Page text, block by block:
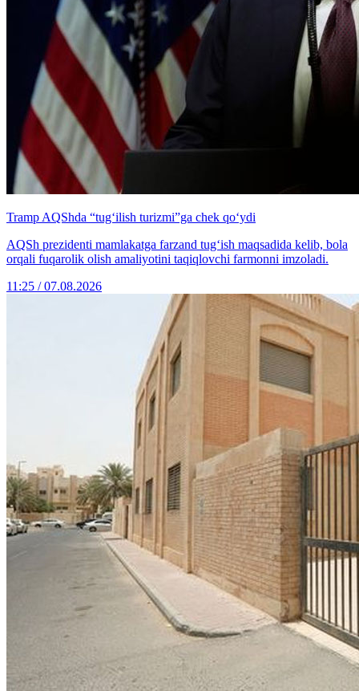
Tramp AQShda “tug‘ilish turizmi”ga chek qo‘ydi
AQSh prezidenti mamlakatga farzand tug‘ish maqsadida kelib, bola
orqali fuqarolik olish amaliyotini taqiqlovchi farmonni imzoladi.
11:25 / 07.08.2026